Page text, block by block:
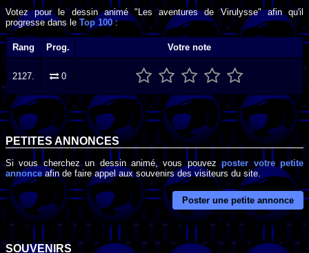
Votez pour le dessin animé "Les aventures de Virulysse" afin qu'il
progresse dans le Top 100:
Rang Prog. Votre note
2127. 0
PETITES ANNONCES
Si vous cherchez un dessin animé, vous pouvezposter votre petite
annonce afin de faire appel aux souvenirs des visiteurs du site.
Poster une petite annonce
SOUVENIRS